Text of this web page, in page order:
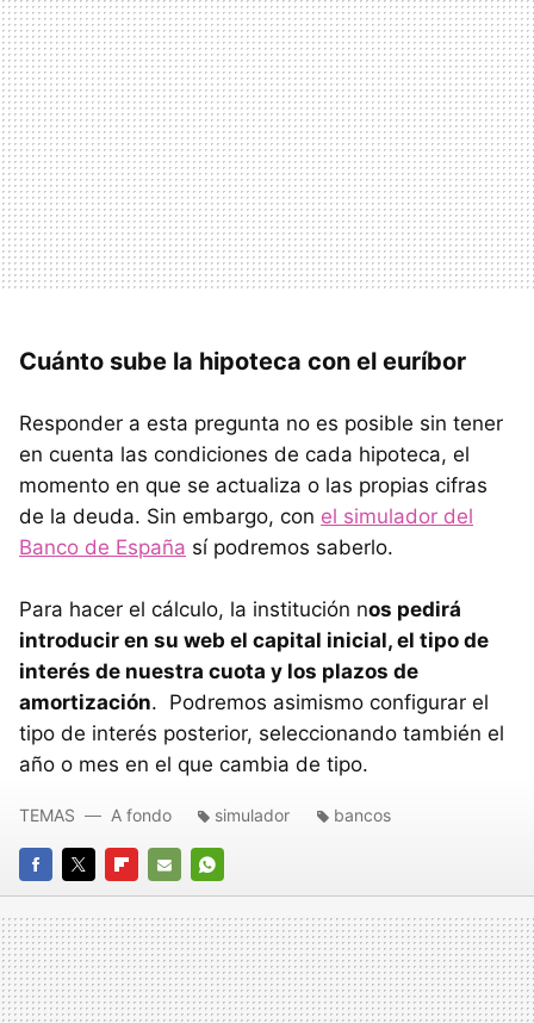
Cuánto sube la hipoteca con el euríbor
Responder a esta pregunta no es posible sin tener
en cuenta las condiciones de cada hipoteca, el
momento en que se actualiza o las propias cifras
de la deuda. Sin embargo, con el simulador del
Banco de España sí podremos saberlo.
Para hacer el cálculo, la institución nos pedirá
introducir en su web el capital inicial, el tipo de
interés de nuestra cuota y los plazos de
amortización. Podremos asimismo configurar el
tipo de interés posterior, seleccionando también el
año o mes en el que cambia de tipo.
FACEBOOK
TWITTERFLIPBOARD
E-
MAIL
WHATSAPP
TEMAS A fondo simulador bancos